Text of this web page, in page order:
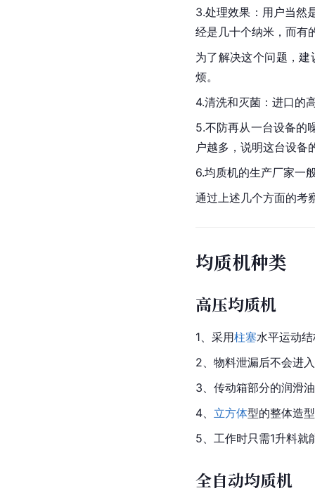
3.处理效果：用户当然
经是几十个纳米，而有
为了解决这个问题，
烦。
4.清洗和灭菌：进口的
5.不防再从一台设备的
户越多，说明这台设备
6.均质机的生产厂家一
通过上述几个方面的考
均质机种类
高压均质机
1、采用柱塞水平运动
2、物料泄漏后不会进
3、传动箱部分的润滑
4、 立方体型的整体造
5、工作时只需1升料就
全自动均质机